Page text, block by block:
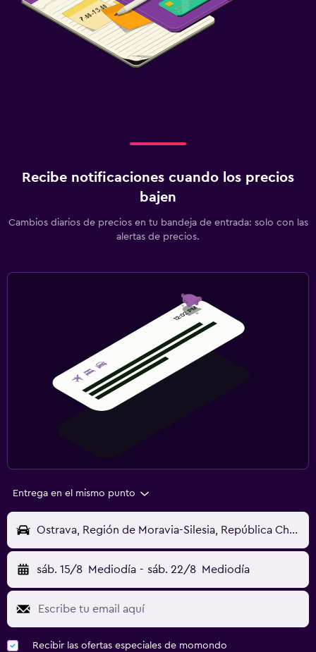
Recibe notificaciones cuando los precios
bajen
Cambios diarios de precios en tu bandeja de entrada: solo con las
alertas de precios.
Entrega en el mismo punto
Ostrava, Región de Moravia-Silesia, República Checa
sáb. 15/8 Mediodía - sáb. 22/8 Mediodía
Recibir las ofertas especiales de momondo